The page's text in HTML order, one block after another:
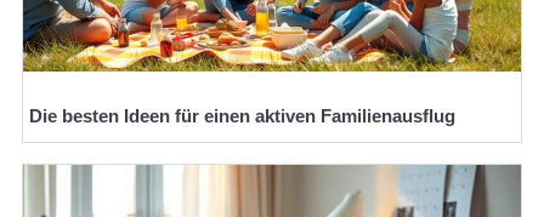
Die besten Ideen für einen aktiven Familienausflug